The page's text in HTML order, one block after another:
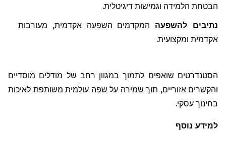
הבטחת הלמידה וגמישות דיגיטלית.
נתיבים להשפעה המקדמים השפעה אקדמית, מעורבות
אקדמית ומקצועית.
הסטנדרטים שואפים לתמוך במגוון רחב של מודלים מוסדיים
והקשרים אזוריים, תוך שמירה על שפה עולמית משותפת לאיכות
בחינוך עסקי.
למידע נוסף